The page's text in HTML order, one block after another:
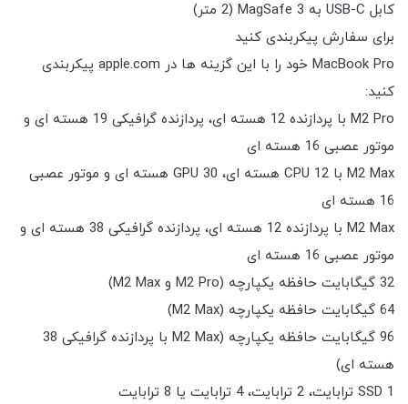
کابل USB-C به MagSafe 3 (2 متر)
برای سفارش پیکربندی کنید
MacBook Pro خود را با این گزینه ها در apple.com پیکربندی
کنید:
M2 Pro با پردازنده 12 هسته ای، پردازنده گرافیکی 19 هسته ای و
موتور عصبی 16 هسته ای
M2 Max با CPU 12 هسته ای، GPU 30 هسته ای و موتور عصبی
16 هسته ای
M2 Max با پردازنده 12 هسته ای، پردازنده گرافیکی 38 هسته ای و
موتور عصبی 16 هسته ای
32 گیگابایت حافظه یکپارچه (M2 Pro و M2 Max)
64 گیگابایت حافظه یکپارچه (M2 Max)
96 گیگابایت حافظه یکپارچه (M2 Max با پردازنده گرافیکی 38
هسته ای)
SSD 1 ترابایت، 2 ترابایت، 4 ترابایت یا 8 ترابایت